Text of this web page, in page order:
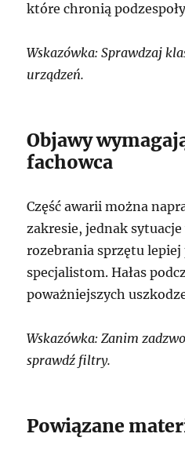
które chronią
Wskazówka: Sprawdzaj
urządzeń.
Objawy
fachowca
Część awarii można
zakresie, jednak sytuacje
rozebrania sprzętu lepiej
specjalistom. Hałas
poważniejszych
Wskazówka: Zanim
sprawdź filtry.
Powiązane